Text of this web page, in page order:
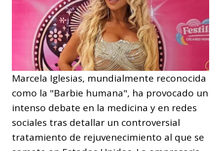
Marcela Iglesias, mundialmente reconocida
como la "Barbie humana", ha provocado un
intenso debate en la medicina y en redes
sociales tras detallar un controversial
tratamiento de rejuvenecimiento al que se